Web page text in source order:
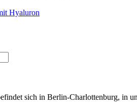
sich in Berlin-Charlottenburg, in